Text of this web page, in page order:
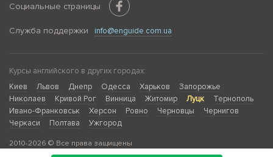
Социальные страницы
Служба поддержки info@enguide.com.ua
Курсы английского в других городах:
Киев
Львов Днепр Одесса Харьков
Запорожье
Николаев
Кривой Рог Винница Житомир Луцк
Тернополь
Ивано-Франковськ
Херсон Ровно Черновцы
Чернигов
Черкаси
Полтава Ужгород
2010-2026 © Все права защищены